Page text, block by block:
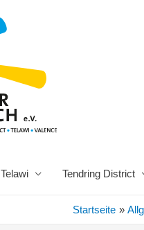
Telawi Tendring District
Startseite